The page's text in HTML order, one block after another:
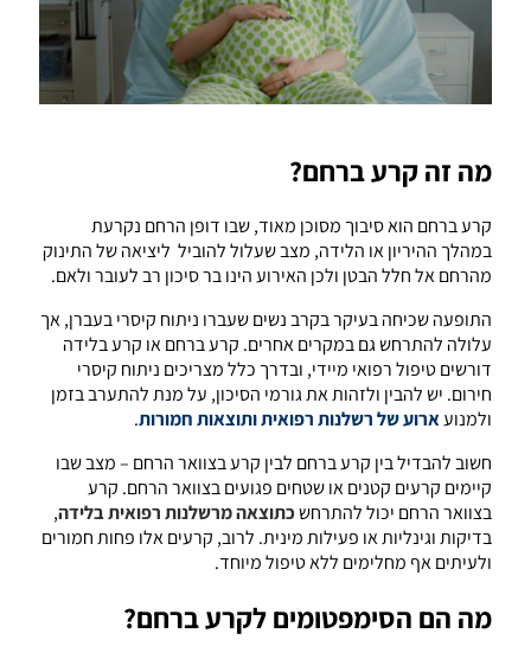
מה זה קרע ברחם?
קרע ברחם הוא סיבוך מסוכן מאוד, שבו דופן הרחם נקרעת
במהלך ההיריון או הלידה, מצב שעלול להוביל ליציאה של התינוק
מהרחם אל חלל הבטן ולכן האירוע הינו בר סיכון רב לעובר ולאם.
התופעה שכיחה בעיקר בקרב נשים שעברו ניתוח קיסרי בעברן, אך
עלולה להתרחש גם במקרים אחרים. קרע ברחם או קרע בלידה
דורשים טיפול רפואי מיידי, ובדרך כלל מצריכים ניתוח קיסרי
חירום. יש להבין ולזהות את גורמי הסיכון, על מנת להתערב בזמן
ולמנועארוע של רשלנות רפואית ותוצאות חמורות.
חשוב להבדיל בין קרע ברחם לבין קרע בצוואר הרחם – מצב שבו
קיימים קרעים קטנים או שטחים פגועים בצוואר הרחם. קרע
בצוואר הרחם יכול להתרחשכתוצאה מרשלנות רפואית בלידה,
בדיקות וגינליות או פעילות מינית. לרוב, קרעים אלו פחות חמורים
ולעיתים אף מחלימים ללא טיפול מיוחד.
מה הם הסימפטומים לקרע ברחם?